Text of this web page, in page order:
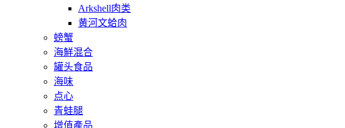
Arkshell肉类
黄河文蛤肉
螃蟹
海鮮混合
罐头食品
海味
点心
青蛙腿
增值產品